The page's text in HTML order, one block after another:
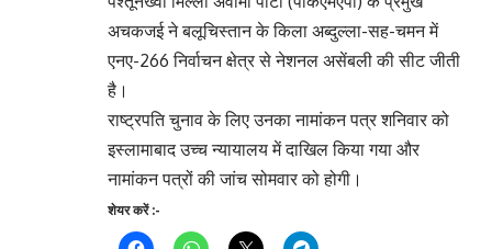
अचकजई ने बलूचिस्तान के किला अब्दुल्ला-सह-चमन में
एनए-266 निर्वाचन क्षेत्र से नेशनल असेंबली की सीट जीती
है।
राष्ट्रपति चुनाव के लिए उनका नामांकन पत्र शनिवार को
इस्लामाबाद उच्च न्यायालय में दाखिल किया गया और
नामांकन पत्रों की जांच सोमवार को होगी।
शेयर करें :-